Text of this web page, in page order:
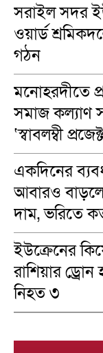
সরাইল সদর
ওয়ার্ড
গঠন
মনোহরদীতে
সমাজ কল্যাণ
‘স্বাবলম্বী
একদিনের
আবারও বাড়লো
দাম, ভরিতে
ইউক্রেনের
রাশিয়ার ড্রোন
নিহত ৩